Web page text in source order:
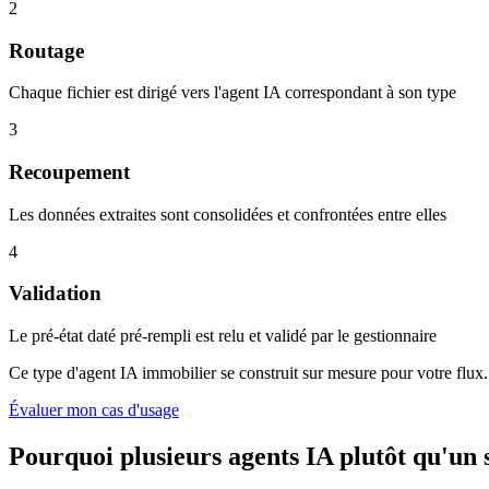
2
Routage
Chaque fichier est dirigé vers l'agent IA correspondant à son type
3
Recoupement
Les données extraites sont consolidées et confrontées entre elles
4
Validation
Le pré-état daté pré-rempli est relu et validé par le gestionnaire
Ce type d'agent IA immobilier se construit sur mesure pour votre flux.
Évaluer mon cas d'usage
Pourquoi plusieurs agents IA plutôt qu'un